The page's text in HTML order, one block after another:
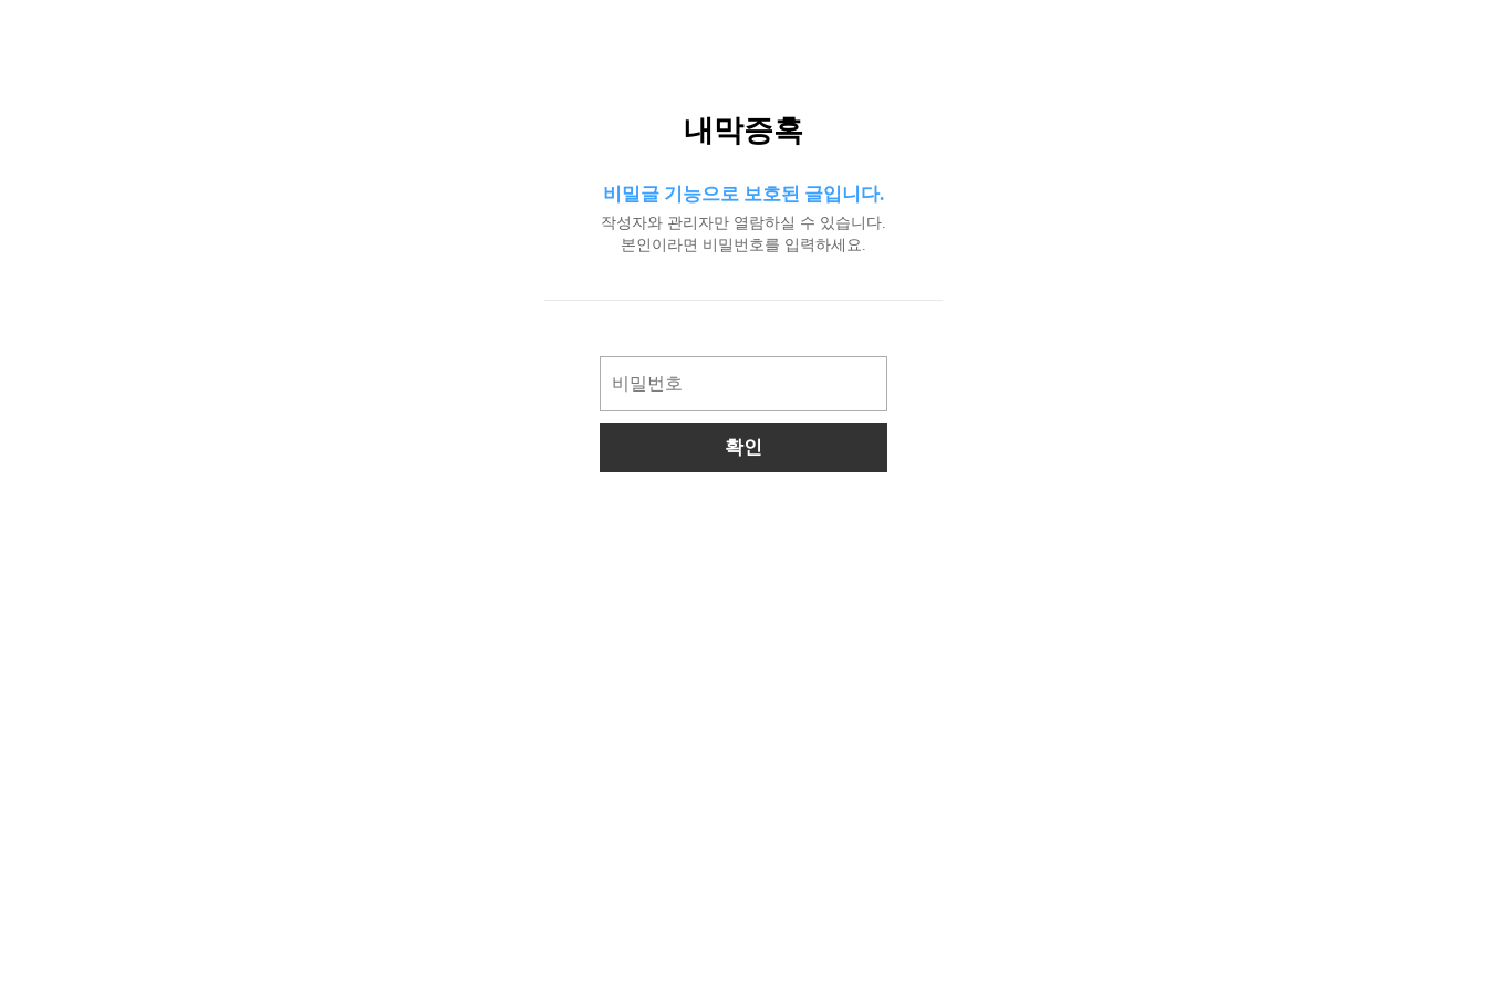
내막증혹
비밀글 기능으로 보호된 글입니다.
작성자와 관리자만 열람하실 수 있습니다.
본인이라면 비밀번호를 입력하세요.